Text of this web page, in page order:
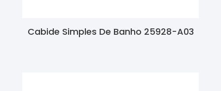
Cabide Simples De Banho 25928-A03